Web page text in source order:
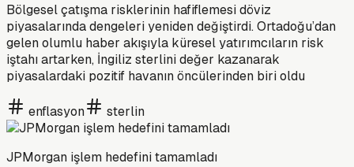
Bölgesel çatışma risklerinin hafiflemesi döviz
piyasalarında dengeleri yeniden değiştirdi. Ortadoğu’dan
gelen olumlu haber akışıyla küresel yatırımcıların risk
iştahı artarken, İngiliz sterlini değer kazanarak
piyasalardaki pozitif havanın öncülerinden biri oldu
enflasyon sterlin
JPMorgan işlem hedefini tamamladı